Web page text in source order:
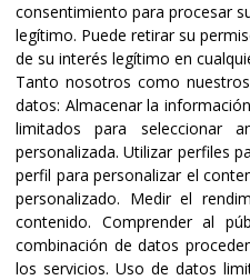
consentimiento para procesar
legítimo. Puede retirar su
de su interés legítimo en
Tanto nosotros como
datos: Almacenar la
limitados para seleccionar
personalizada.Utilizar perfiles
perfil para personalizar el
personalizado. Medir el
contenido. Comprender al
combinación de datos
los servicios. Uso de datos